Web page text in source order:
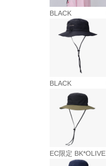
BLACK
BLACK
EC限定 BK*OLIVE